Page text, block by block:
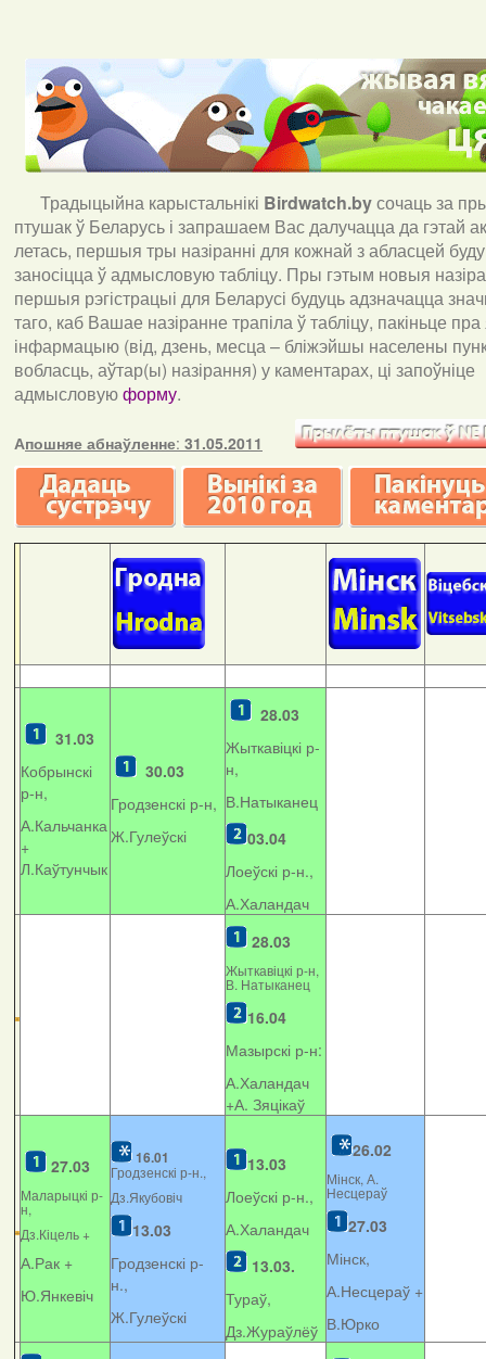
Традыцыйна карыстальнікі Birdwatch.byсочаць за
птушак ў Беларусь і запрашаем Вас далучацца да гэтай
летась, першыя тры назіранні для кожнай з абласцей
заносіцца ў адмысловую табліцу. Пры гэтым новыя
першыя рэгістрацыі для Беларусі будуць адзначацца
таго, каб Вашае назіранне трапіла ў табліцу, пакіньце пра
інфармацыю (від, дзень, месца – бліжэйшы населены
вобласць, аўтар(ы) назірання) у каментарах, ці запоўніце
адмысловуюформу.
Апошняе абнаўленне: 31.05.2011
31.03
Кобрынскі
р-н,
А.Кальчанка
+
Л.Каўтунчык
30.03
Гродзенскі р-н,
Ж.Гулеўскі
28.03
Жыткавіцкі р-
н,
В.Натыканец
03.04
Лоеўскі р-н.,
А.Халандач
28.03
Жыткавіцкі р-н,
В. Натыканец
16.04
Мазырскі р-н:
А.Халандач
+А. Зяцікаў
27.03
Маларыцкі р-
н,
Дз.Кіцель +
А.Рак +
Ю.Янкевіч
16.01
Гродзенскі р-н.,
Дз.Якубовіч
13.03
Гродзенскі р-
н.,
Ж.Гулеўскі
13.03
Лоеўскі р-н.,
А.Халандач
13.03.
Тураў,
Дз.Жураўлёў
26.02
Мінск, А.
Несцераў
27.03
Мінск,
А.Несцераў +
В.Юрко